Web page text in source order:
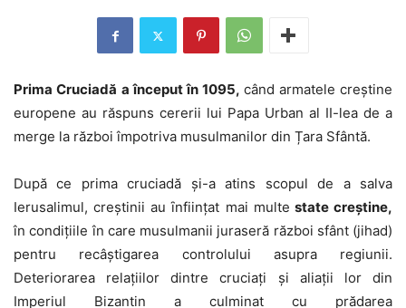
Prima Cruciadă a început în 1095, când armatele creștine
europene au răspuns cererii lui Papa Urban al II-lea de a
merge la război împotriva musulmanilor din Țara Sfântă.
După ce prima cruciadă și-a atins scopul de a salva
Ierusalimul, creștinii au ȋnființat mai multe state creștine,
în condițiile în care musulmanii juraseră război sfânt (jihad)
pentru recâștigarea controlului asupra regiunii.
Deteriorarea relațiilor dintre cruciați și aliații lor din
Imperiul Bizantin a culminat cu prădarea